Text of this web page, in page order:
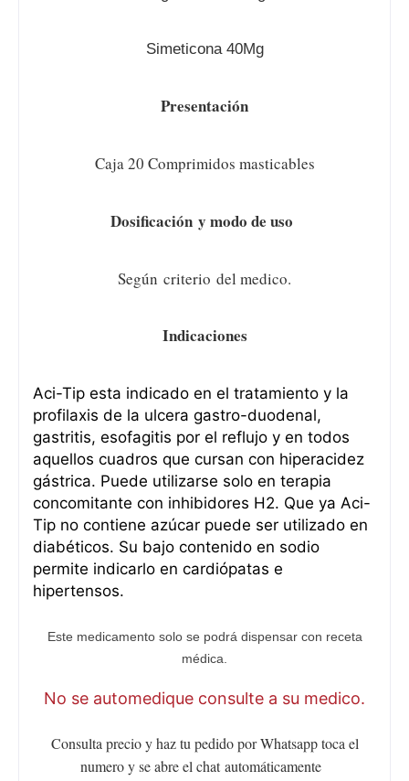
Simeticona 40Mg
Presentación
Caja 20 Comprimidos masticables
Dosificación y modo de uso
Según criterio del medico.
Indicaciones
Aci-Tip esta indicado en el tratamiento y la
profilaxis de la ulcera gastro-duodenal,
gastritis, esofagitis por el reflujo y en todos
aquellos cuadros que cursan con hiperacidez
gástrica. Puede utilizarse solo en terapia
concomitante con inhibidores H2. Que ya Aci-
Tip no contiene azúcar puede ser utilizado en
diabéticos. Su bajo contenido en sodio
permite indicarlo en cardiópatas e
hipertensos.
Este medicamento solo se podrá dispensar con receta
médica.
No se automedique consulte a su medico.
Consulta precio y haz tu pedido por Whatsapp toca el
numero y se abre el chatautomáticamente